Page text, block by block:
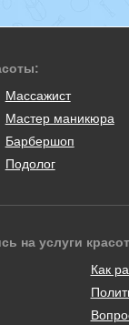
Массажист
Мастер маникюра
Барбершоп
Подолог
на услуги
Как